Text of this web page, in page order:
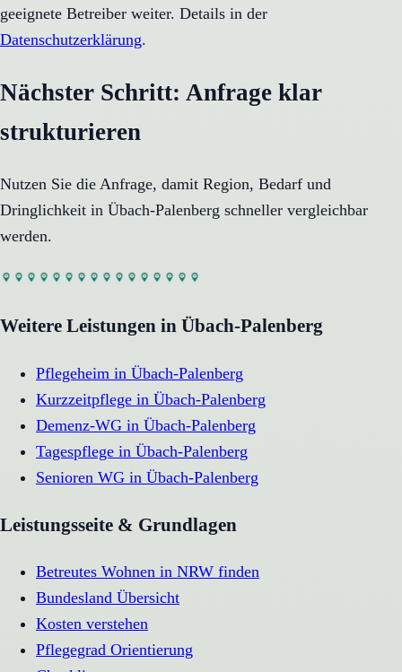
geeignete Betreiber weiter. Details in der
Datenschutzerklärung.
Nächster Schritt: Anfrage klar
strukturieren
Nutzen Sie die Anfrage, damit Region, Bedarf und
Dringlichkeit in Übach-Palenberg schneller vergleichbar
werden.
Weitere Leistungen in Übach-Palenberg
Pflegeheim in Übach-Palenberg
Kurzzeitpflege in Übach-Palenberg
Demenz-WG in Übach-Palenberg
Tagespflege in Übach-Palenberg
Senioren WG in Übach-Palenberg
Leistungsseite & Grundlagen
Betreutes Wohnen in NRW finden
Bundesland Übersicht
Kosten verstehen
Pflegegrad Orientierung